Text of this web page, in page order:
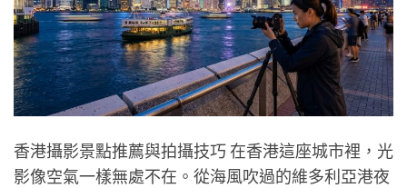
香港攝影景點推薦與拍攝技巧 在香港這座城市裡，光
影像空氣一樣無處不在。從海風吹過的維多利亞港夜